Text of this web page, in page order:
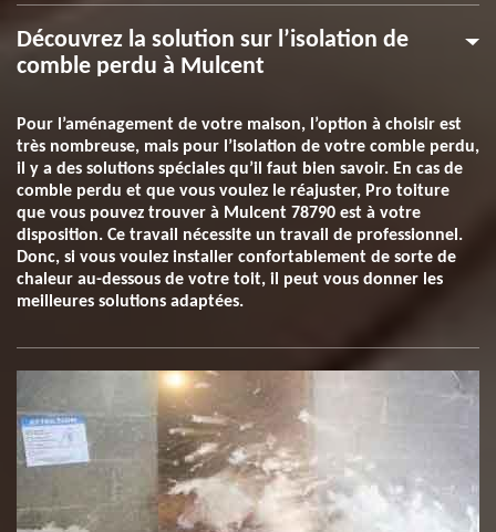
Découvrez la solution sur l’isolation de
comble perdu à Mulcent
Pour l’aménagement de votre maison, l’option à choisir est
très nombreuse, mais pour l’isolation de votre comble perdu,
il y a des solutions spéciales qu’il faut bien savoir. En cas de
comble perdu et que vous voulez le réajuster, Pro toiture
que vous pouvez trouver à Mulcent 78790 est à votre
disposition. Ce travail nécessite un travail de professionnel.
Donc, si vous voulez installer confortablement de sorte de
chaleur au-dessous de votre toit, il peut vous donner les
meilleures solutions adaptées.